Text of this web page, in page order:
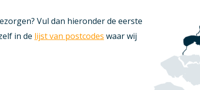
Vul dan hieronder de eerste
in de lijst van postcodes waar wij